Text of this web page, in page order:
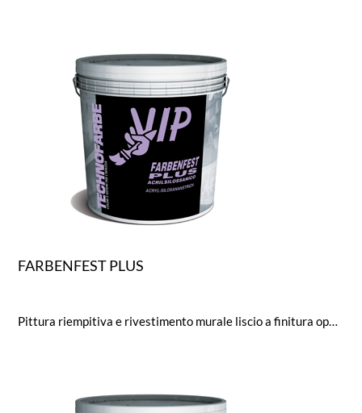
FARBENFEST PLUS
Pittura riempitiva e rivestimento murale liscio a finitura opaca di alta qualità per facciate. A base di resina acrilica